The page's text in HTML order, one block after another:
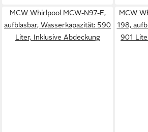
MCW Whirlpool MCW-N97-E,
aufblasbar, Wasserkapazität: 590
Liter, Inklusive Abdeckung
MCW
198,
901